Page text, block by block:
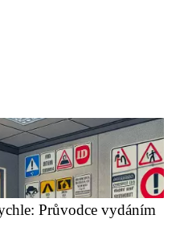
Průvodce vydáním